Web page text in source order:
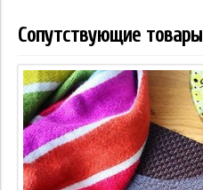
Сопутствующие товары